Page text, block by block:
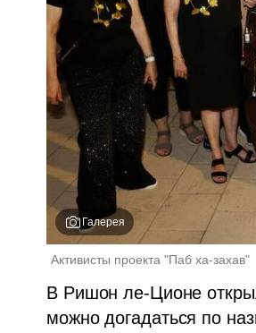
Галерея
Активисты проекта "Паб ха-захав"
В Ришон ле-Ционе
можно догадаться по